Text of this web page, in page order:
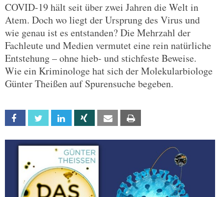
COVID-19 hält seit über zwei Jahren die Welt in
Atem. Doch wo liegt der Ursprung des Virus und
wie genau ist es entstanden? Die Mehrzahl der
Fachleute und Medien vermutet eine rein natürliche
Entstehung – ohne hieb- und stichfeste Beweise.
Wie ein Kriminologe hat sich der Molekularbiologe
Günter Theißen auf Spurensuche begeben.
Facebook Twitter Linkedin Xing Email